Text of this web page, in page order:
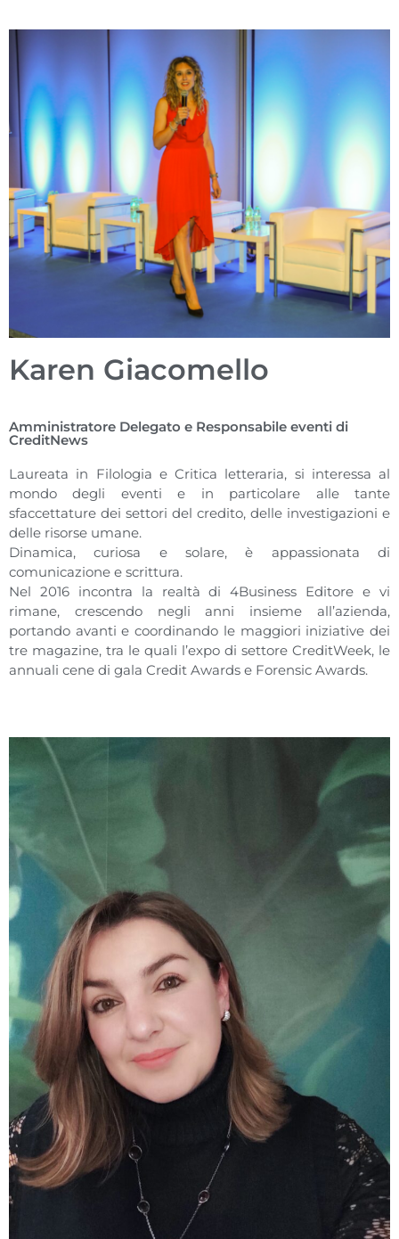
Karen Giacomello
Amministratore Delegato e Responsabile eventi di
CreditNews
Laureata in Filologia e Critica letteraria, si interessa al
mondo degli eventi e in particolare alle tante
sfaccettature dei settori del credito, delle investigazioni e
delle risorse umane.
Dinamica, curiosa e solare, è appassionata di
comunicazione e scrittura.
Nel 2016 incontra la realtà di 4Business Editore e vi
rimane, crescendo negli anni insieme all’azienda,
portando avanti e coordinando le maggiori iniziative dei
tre magazine, tra le quali l’expo di settore CreditWeek, le
annuali cene di gala Credit Awards e Forensic Awards.